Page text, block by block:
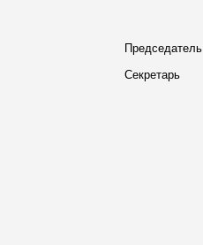
Председатель
Секретарь